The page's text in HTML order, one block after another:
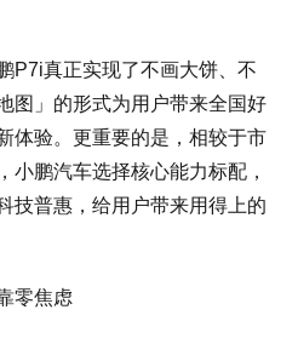
P7i真正实现了不画大饼、不
图」的形式为用户带来全国好
体验。更重要的是，相较于市
小鹏汽车选择核心能力标配，
技普惠，给用户带来用得上的
零焦虑